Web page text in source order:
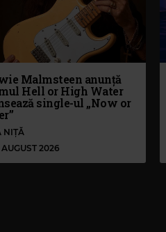
Malmsteen anunță
Hell or High Water
single-ul „Now or
NIȚĂ
2026